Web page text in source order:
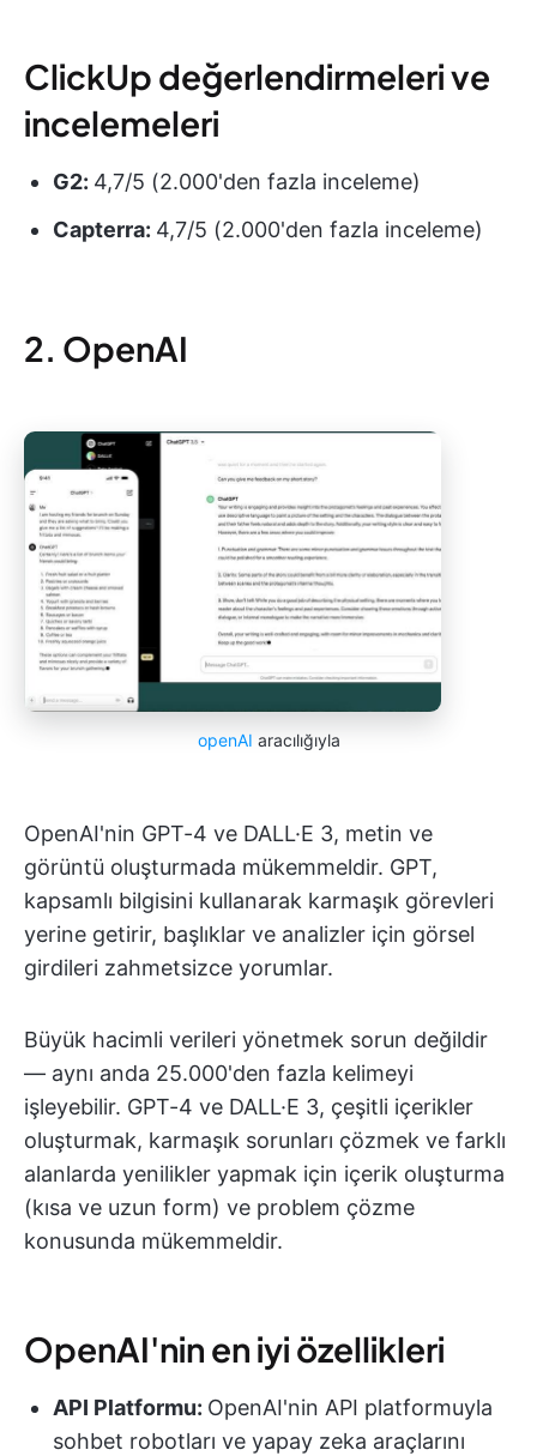
ClickUp değerlendirmeleri ve
incelemeleri
G2: 4,7/5 (2.000'den fazla inceleme)
Capterra: 4,7/5 (2.000'den fazla inceleme)
2. OpenAI
openAI aracılığıyla
OpenAI'nin GPT-4 ve DALL·E 3, metin ve
görüntü oluşturmada mükemmeldir. GPT,
kapsamlı bilgisini kullanarak karmaşık görevleri
yerine getirir, başlıklar ve analizler için görsel
girdileri zahmetsizce yorumlar.
Büyük hacimli verileri yönetmek sorun değildir
— aynı anda 25.000'den fazla kelimeyi
işleyebilir. GPT-4 ve DALL·E 3, çeşitli içerikler
oluşturmak, karmaşık sorunları çözmek ve farklı
alanlarda yenilikler yapmak için içerik oluşturma
(kısa ve uzun form) ve problem çözme
konusunda mükemmeldir.
OpenAI'nin en iyi özellikleri
API Platformu: OpenAI'nin API platformuyla
sohbet robotları ve yapay zeka araçlarını